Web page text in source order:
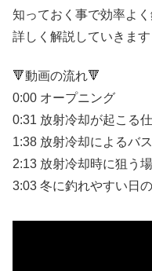
知っておく事で効率よ
詳しく解説していきます
🔻動画の流れ🔻
0:00 オープニング
0:31 放射冷却が起こる
1:38 放射冷却によるバ
2:13 放射冷却時に狙う
3:03 冬に釣れやすい日